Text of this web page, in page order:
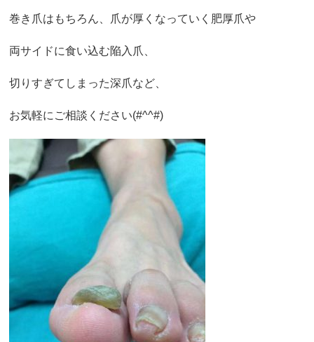
巻き爪はもちろん、爪が厚くなっていく肥厚爪や
両サイドに食い込む陥入爪、
切りすぎてしまった深爪など、
お気軽にご相談ください(#^^#)